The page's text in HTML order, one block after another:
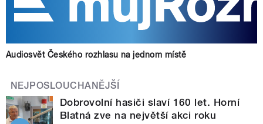
Audiosvět Českého rozhlasu na jednom místě
NEJPOSLOUCHANĚJŠÍ
Dobrovolní hasiči slaví 160 let. Horní
Blatná zve na největší akci roku